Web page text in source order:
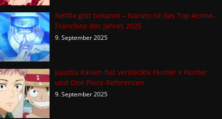
Netflix gibt bekannt – Naruto ist das Top Anime-
Franchise des Jahres 2025
9. September 2025
Jujutsu Kaisen hat versteckte Hunter x Hunter
und One Piece-Referenzen
9. September 2025